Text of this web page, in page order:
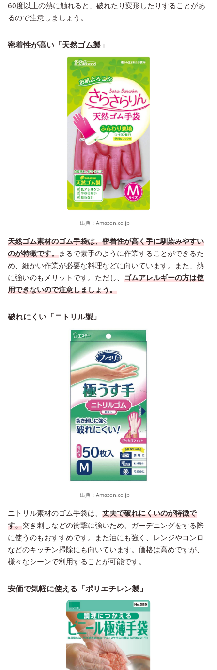
60度以上の熱に触れると、破れたり変形したりすることがあ
るので注意しましょう。
密着性が高い「天然ゴム製」
出典： Amazon.co.jp
天然ゴム素材のゴム手袋は、密着性が高く手に馴染みやすい
のが特徴です。まるで素手のように作業することができるた
め、細かい作業が必要な料理などに向いています。また、熱
に強いのもメリットです。ただし、 ゴムアレルギーの方は使
用できないので注意しましょう。
破れにくい「ニトリル製」
出典： Amazon.co.jp
ニトリル素材のゴム手袋は、 丈夫で破れにくいのが特徴で
す。突き刺しなどの衝撃に強いため、ガーデニングをする際
に使うのもおすすめです。また油にも強く、レンジやコンロ
などのキッチン掃除にも向いています。価格は高めですが、
様々なシーンで利用することが可能です。
安価で気軽に使える「ポリエチレン製」